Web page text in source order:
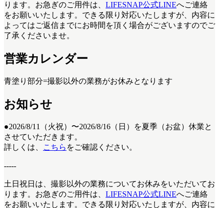
ります。お急ぎのご用件は、 LIFESNAP公式LINEへご連絡
をお願いいたします。できる限り対応いたしますが、内容に
よってはご返信までにお時間を頂く場合がございますのでご
了承くださいませ。
営業カレンダー
青塗り 部分=撮影以外の業務がお休みとなります
お知らせ
●2026/8/11（火祝）〜2026/8/16（日）を夏季（お盆）休業と
させていただきます。
詳しくは、
こちら をご確認ください。
-----
土日祝日は、撮影以外の業務についてお休みをいただいてお
ります。お急ぎのご用件は、 LIFESNAP公式LINEへご連絡
をお願いいたします。できる限り対応いたしますが、内容に